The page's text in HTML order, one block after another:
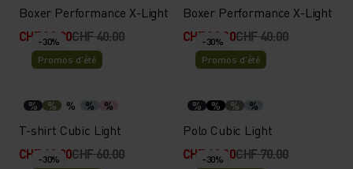
Boxer Performance X-Light
CHF 32.00CHF 40.00
Boxer Performance X-Light
CHF 32.00CHF 40.00
-30%
Promos d’été
% % % % %
T-shirt Cubic Light
CHF 42.00CHF 60.00
-30%
Promos d’été
% % % %
Polo Cubic Light
CHF 49.00CHF 70.00
-30%
-30%